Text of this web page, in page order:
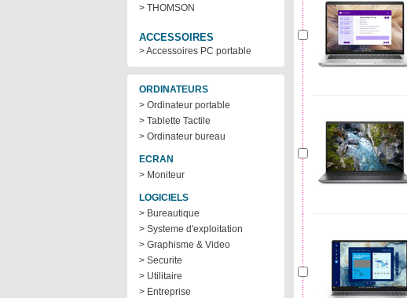
> THOMSON
ACCESSOIRES
> Accessoires PC portable
ORDINATEURS
> Ordinateur portable
> Tablette Tactile
> Ordinateur bureau
ECRAN
> Moniteur
LOGICIELS
> Bureautique
> Systeme d'exploitation
> Graphisme & Video
> Securite
> Utilitaire
> Entreprise